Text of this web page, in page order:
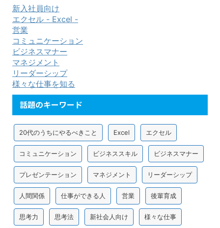
新入社員向け
エクセル - Excel -
営業
コミュニケーション
ビジネスマナー
マネジメント
リーダーシップ
様々な仕事を知る
話題のキーワード
20代のうちにやるべきこと Excel エクセル
コミュニケーション ビジネススキル ビジネスマナー
プレゼンテーション マネジメント リーダーシップ
人間関係 仕事ができる人 営業 後輩育成
思考力 思考法 新社会人向け 様々な仕事